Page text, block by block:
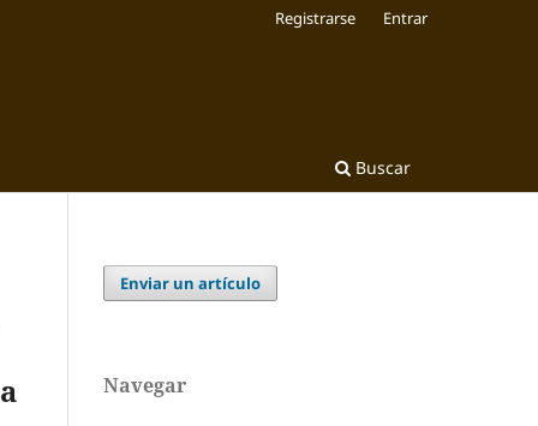
Buscar
Registrarse Entrar
Enviar un artículo
Navegar